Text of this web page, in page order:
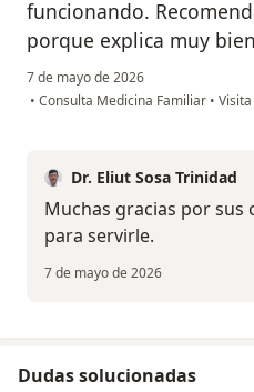
funcionando.
porque explica muy
7 de mayo de 2026
• Consulta Medicina Familiar •
Dr. Eliut Sosa Trinidad
Muchas gracias por sus
para servirle.
7 de mayo de 2026
Dudas solucionadas